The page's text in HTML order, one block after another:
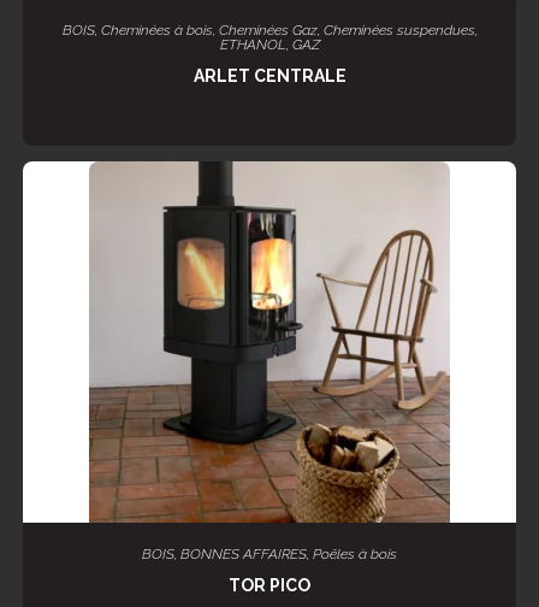
LIRE LA SUITE
BOIS, Cheminées à bois, Cheminées Gaz, Cheminées suspendues,
ETHANOL, GAZ
ARLET CENTRALE
AJOUTER AU PANIER
BOIS BONNES AFFAIRES Poêles à bois
TOR PICO